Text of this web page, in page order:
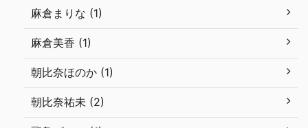
麻倉まりな (1)
麻倉美香 (1)
朝比奈ほのか (1)
朝比奈祐未 (2)